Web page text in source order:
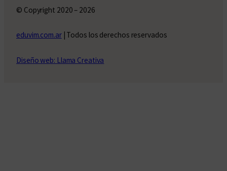
© Copyright 2020 – 2026
eduvim.com.ar| Todos los derechos reservados
Diseño web: Llama Creativa